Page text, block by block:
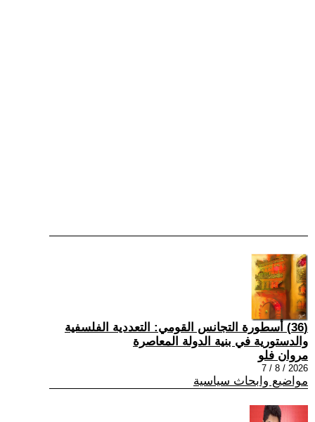
(36) أسطورة التجانس القومي: التعددية الفلسفية
والدستورية في بنية الدولة المعاصرة
مروان فلو
2026 / 8 / 7
مواضيع وابحاث سياسية